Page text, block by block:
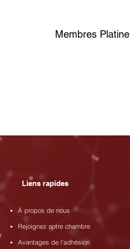
Membres Platine
Liens rapides
À propos de nous
Rejoignez notre chambre
Avantages de l'adhésion